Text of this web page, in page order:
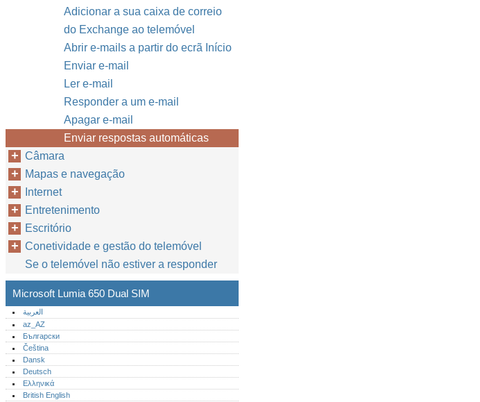
Adicionar a sua caixa de correio
do Exchange ao telemóvel
Abrir e-mails a partir do ecrã Início
Enviar e-mail
Ler e-mail
Responder a um e-mail
Apagar e-mail
Enviar respostas automáticas
Câmara
Mapas e navegação
Internet
Entretenimento
Escritório
Conetividade e gestão do telemóvel
Se o telemóvel não estiver a responder
Microsoft Lumia 650 Dual SIM
العربية
az_AZ
Български
Čeština
Dansk
Deutsch
Ελληνικά
British English